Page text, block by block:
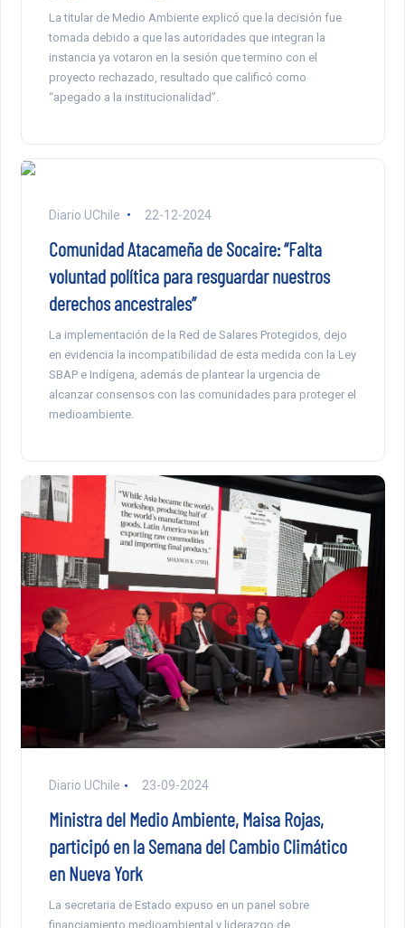
La titular de Medio Ambiente explicó que la decisión fue
tomada debido a que las autoridades que integran la
instancia ya votaron en la sesión que termino con el
proyecto rechazado, resultado que calificó como
“apegado a la institucionalidad”.
Diario UChile 22-12-2024
Comunidad Atacameña de Socaire: “Falta
voluntad política para resguardar nuestros
derechos ancestrales”
La implementación de la Red de Salares Protegidos, dejo
en evidencia la incompatibilidad de esta medida con la Ley
SBAP e Indígena, además de plantear la urgencia de
alcanzar consensos con las comunidades para proteger el
medioambiente.
Diario UChile 23-09-2024
Ministra del Medio Ambiente, Maisa Rojas,
participó en la Semana del Cambio Climático
en Nueva York
La secretaria de Estado expuso en un panel sobre
financiamiento medioambiental y liderazgo de